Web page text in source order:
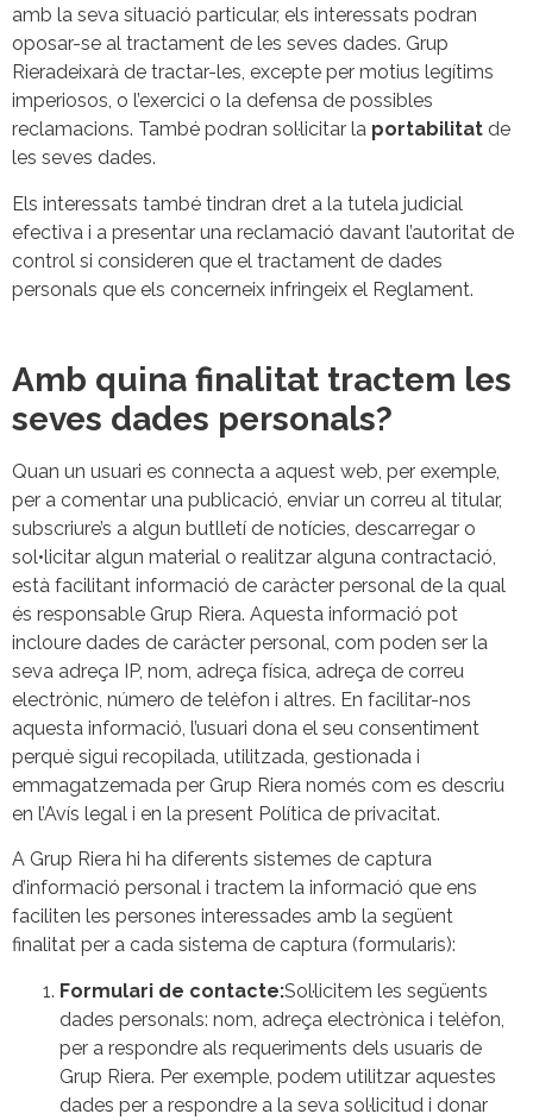
amb la seva situació particular, els interessats podran
oposar-se al tractament de les seves dades. Grup
Rieradeixarà de tractar-les, excepte per motius legítims
imperiosos, o l’exercici o la defensa de possibles
reclamacions. També podran sol·licitar la portabilitat de
les seves dades.
Els interessats també tindran dret a la tutela judicial
efectiva i a presentar una reclamació davant l’autoritat de
control si consideren que el tractament de dades
personals que els concerneix infringeix el Reglament.
Amb quina finalitat tractem les
seves dades personals?
Quan un usuari es connecta a aquest web, per exemple,
per a comentar una publicació, enviar un correu al titular,
subscriure’s a algun butlletí de notícies, descarregar o
sol•licitar algun material o realitzar alguna contractació,
està facilitant informació de caràcter personal de la qual
és responsable Grup Riera. Aquesta informació pot
incloure dades de caràcter personal, com poden ser la
seva adreça IP, nom, adreça física, adreça de correu
electrònic, número de telèfon i altres. En facilitar-nos
aquesta informació, l’usuari dona el seu consentiment
perquè sigui recopilada, utilitzada, gestionada i
emmagatzemada per Grup Riera només com es descriu
en l’Avís legal i en la present Política de privacitat.
A Grup Riera hi ha diferents sistemes de captura
d’informació personal i tractem la informació que ens
faciliten les persones interessades amb la següent
finalitat per a cada sistema de captura (formularis):
Formulari de contacte:Sol·licitem les següents
dades personals: nom, adreça electrònica i telèfon,
per a respondre als requeriments dels usuaris de
Grup Riera. Per exemple, podem utilitzar aquestes
dades per a respondre a la seva sol·licitud i donar